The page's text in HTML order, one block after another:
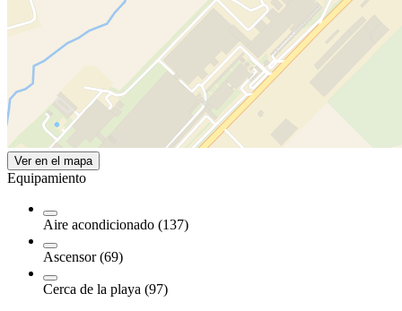
Ver en el mapa
Equipamiento
Aire acondicionado (137)
Ascensor (69)
Cerca de la playa (97)